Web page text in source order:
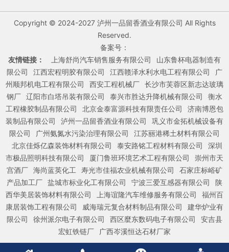
Copyright © 2024-2027 泸州一品留香酒业有限公司 All Rights
Reserved.
备案号：
友情链接：
上海舒尚汽车销售服务有限公司
山东鲁杯电器制造有
限公司
江西宏程明胶有限公司 江西赣泽水利水电工程有限公司
广
州顺邦机电工程有限公司
西安工程机械厂 长沙市芙蓉区新志达玻璃
钢厂 辽阳市白塔吊装有限公司 泰兴市胜达升降机械有限公司
衡水
工程橡胶制品有限公司
北京金泰富源科技有限责任公司
济南博恩包
装制品有限公司
泸州一品留香酒业有限公司
巩义市金拓机械设备有
限公司
广州氨氮水污染治理有限公司
江苏丽港稀土材料有限公司
北京佳烁亿森装饰材料有限公司
泰安路铭工程材料有限公司
深圳
市极品照明科技有限公司
厦门鲁班环境艺术工程有限公司
崇州市天
宫酒厂 海尚蓝英化工 寿光市佳福农业机械有限公司
石家庄标峪矿
产品加工厂 盐城市标业化工有限公司 宁波三爱互感器有限公司
陕
西华美居装饰材料有限公司
上海谊隆汽车维修服务有限公司
福州百
康居装饰工程有限公司
威海瑞元复合材料制品有限公司
建华炉业有
限公司
徐州派尔电子有限公司 西区麼东数码电子有限公司
安吉县
宏虹铁链厂
广西岑溪恒达石材厂家